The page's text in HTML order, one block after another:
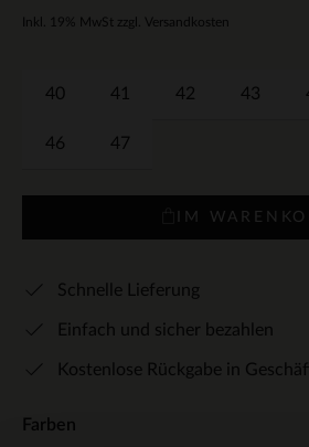
Inkl. 19% MwSt zzgl. Versandkosten
40 41 42 43
46 47
IM
Schnelle Lieferung
Einfach und sicher bezahlen
Kostenlose Rückgabe in
Farben